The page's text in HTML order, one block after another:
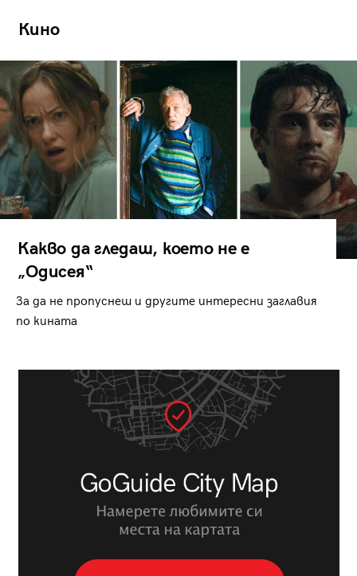
Кино
Какво да гледаш, което не е
„Одисея“
За да не пропуснеш и другите интересни заглавия
по кината